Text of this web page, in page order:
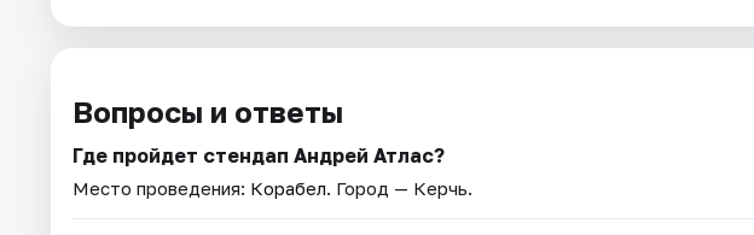
Вопросы и ответы
Где пройдет стендап Андрей Атлас?
Место проведения: Корабел. Город — Керчь.